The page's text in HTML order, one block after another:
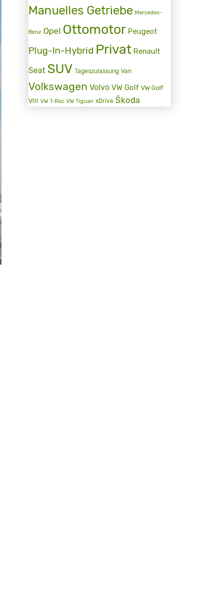
Manuelles Getriebe Mercedes-
Benz Opel Ottomotor Peugeot
Plug-In-Hybrid Privat Renault
Seat SUV Tageszulassung Van
Volkswagen Volvo VW Golf VW Golf
VIII VW T-Roc VW Tiguan xDrive Škoda